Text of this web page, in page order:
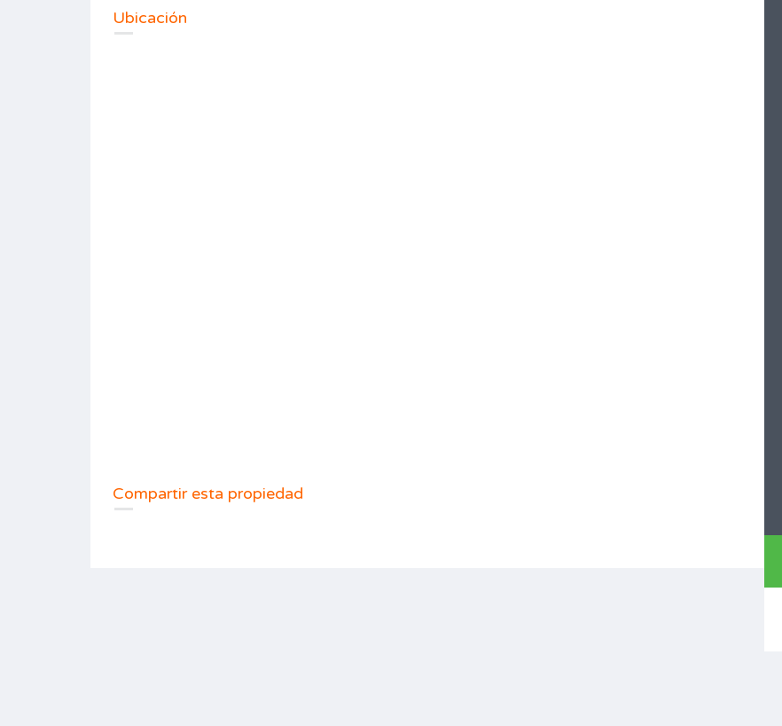
Ubicación
Compartir esta propiedad